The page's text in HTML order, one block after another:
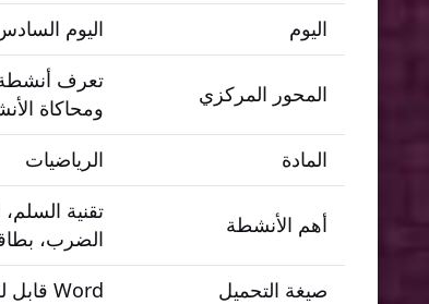
اليوم
اليوم
المحور المركزي
تعرف أنشطة
ومحاكاة
المادة
الرياضيات
أهم الأنشطة
تقنية
الضرب،
صيغة التحميل
Word قابل للتعديل وPDF جاهز للطباعة